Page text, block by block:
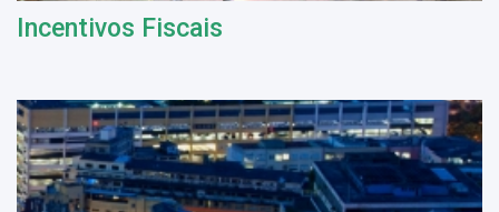
Incentivos Fiscais